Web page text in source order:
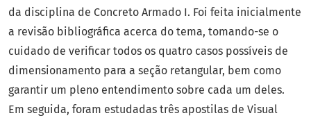
da disciplina de Concreto Armado I. Foi feita inicialmente
a revisão bibliográfica acerca do tema, tomando-se o
cuidado de verificar todos os quatro casos possíveis de
dimensionamento para a seção retangular, bem como
garantir um pleno entendimento sobre cada um deles.
Em seguida, foram estudadas três apostilas de Visual